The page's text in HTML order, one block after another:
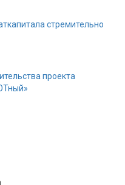
стремительно
проекта